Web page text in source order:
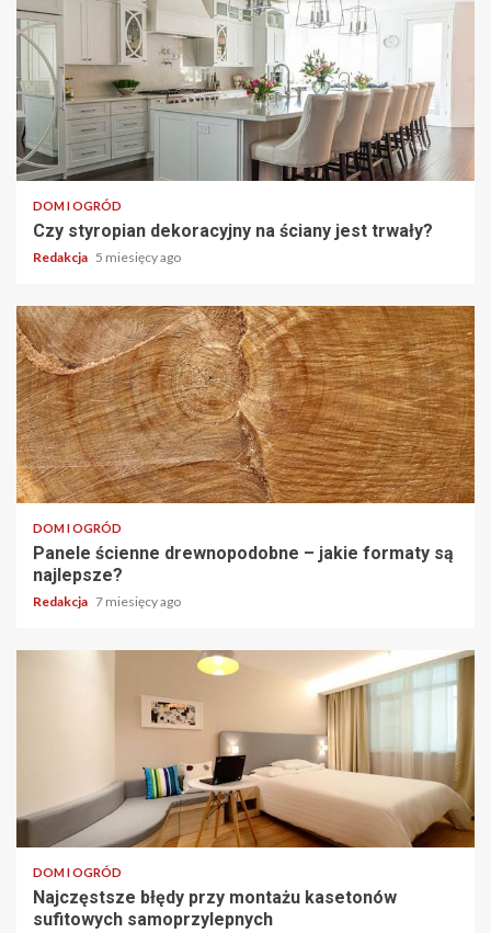
DOM I OGRÓD
Czy styropian dekoracyjny na ściany jest trwały?
Redakcja 5 miesięcy ago
DOM I OGRÓD
Panele ścienne drewnopodobne – jakie formaty są
najlepsze?
Redakcja 7 miesięcy ago
DOM I OGRÓD
Najczęstsze błędy przy montażu kasetonów
sufitowych samoprzylepnych